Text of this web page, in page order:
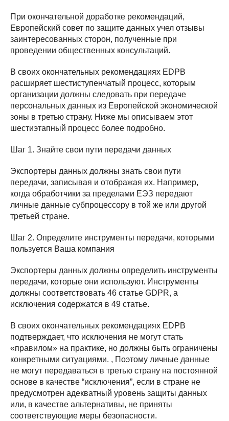
При окончательной доработке рекомендаций,
Европейский совет по защите данных учел отзывы
заинтересованных сторон, полученные при
проведении общественных консультаций.
В своих окончательных рекомендациях EDPB
расширяет шестиступенчатый процесс, которым
организации должны следовать при передаче
персональных данных из Европейской экономической
зоны в третью страну. Ниже мы описываем этот
шестиэтапный процесс более подробно.
Шаг 1. Знайте свои пути передачи данных
Экспортеры данных должны знать свои пути
передачи, записывая и отображая их. Например,
когда обработчики за пределами ЕЭЗ передают
личные данные субпроцессору в той же или другой
третьей стране.
Шаг 2. Определите инструменты передачи, которыми
пользуется Ваша компания
Экспортеры данных должны определить инструменты
передачи, которые они используют. Инструменты
должны соответствовать 46 статье GDPR, а
исключения содержатся в 49 статье.
В своих окончательных рекомендациях EDPB
подтверждает, что исключения не могут стать
«правилом» на практике, но должны быть ограничены
конкретными ситуациями. , Поэтому личные данные
не могут передаваться в третью страну на постоянной
основе в качестве “исключения”, если в стране не
предусмотрен адекватный уровень защиты данных
или, в качестве альтернативы, не приняты
соответствующие меры безопасности.